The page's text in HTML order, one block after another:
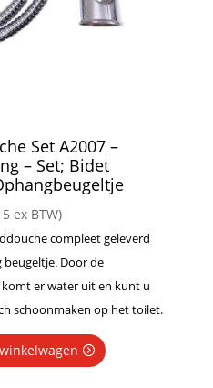
Set A2007 –
– Set; Bidet
ex BTW)
compleet geleverd
Door de
er water uit en kunt u
schoonmaken op het toilet.